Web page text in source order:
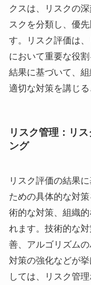
クスは、リスクの
スクを分類し、優
す。リスク評価は
において重要な役
結果に基づいて、
適切な対策を講じる
リスク管理：リ
ング
リスク評価の結果
ための具体的な対
術的な対策、組織
れます。技術的な
善、アルゴリズム
対策の強化などが
しては、リスク管